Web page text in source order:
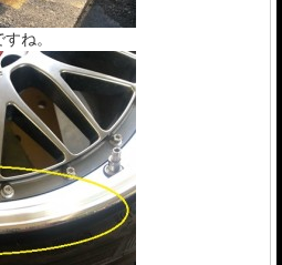
ね。